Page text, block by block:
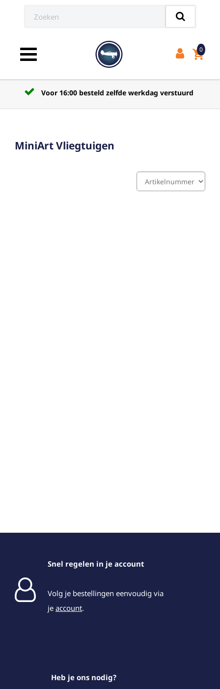
Toggle navigation shopping_cart
0
Voor 16:00 besteld zelfde werkdag verstuurd
MiniArt Vliegtuigen
Snel regelen in je account
Volg je bestellingen eenvoudig via
je account.
Heb je ons nodig?